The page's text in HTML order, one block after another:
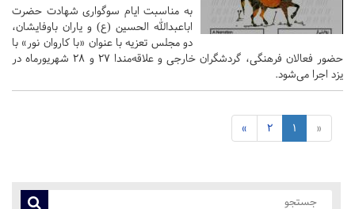
به مناسبت ایام سوگواری شهادت حضرت
اباعبدالله الحسین (ع) و یاران باوفایشان،
دو مجلس تعزیه با عنوان «با کاروان نور» با
حضور فعالان فرهنگی، گردشگران خارجی و علاقه‌‎مندا 27 و 28 شهریورماه در
یزد اجرا می‌شود.
«
1
2
»